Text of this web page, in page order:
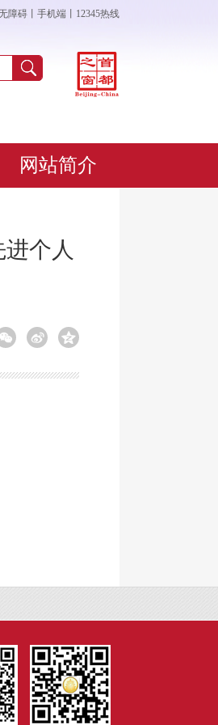
障碍 手机端 12345热线
网站简介
个人